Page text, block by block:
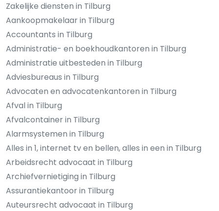
Zakelijke diensten in Tilburg
Aankoopmakelaar in Tilburg
Accountants in Tilburg
Administratie- en boekhoudkantoren in Tilburg
Administratie uitbesteden in Tilburg
Adviesbureaus in Tilburg
Advocaten en advocatenkantoren in Tilburg
Afval in Tilburg
Afvalcontainer in Tilburg
Alarmsystemen in Tilburg
Alles in 1, internet tv en bellen, alles in een in Tilburg
Arbeidsrecht advocaat in Tilburg
Archiefvernietiging in Tilburg
Assurantiekantoor in Tilburg
Auteursrecht advocaat in Tilburg